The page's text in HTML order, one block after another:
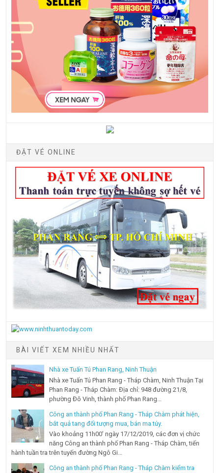
ĐẶT VÉ ONLINE
BÀI VIẾT XEM NHIỀU NHẤT
Nhà xe Tuấn Tú Phan Rang, Ninh Thuận
Nhà xe Tuấn Tú Phan Rang - Tháp Chàm, Ninh Thuận Tại
Phan Rang - Tháp Chàm: Địa chỉ: 948 đường 21/8,
phường Đô Vinh, thành phố Phan Rang...
Công an thành phố Phan Rang - Tháp Chàm phát hiện,
bắt quả tang đối tượng mua, bán ma túy.
Vào khoảng 11h00’ ngày 17/12/2019, các đơn vị chức
năng Công an thành phố Phan Rang - Tháp Chàm, tiến
hành tuần tra trên tuyến đường Ngô Gi...
Công an thành phố Phan Rang - Tháp Chàm kiểm tra